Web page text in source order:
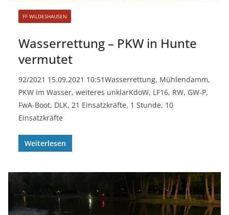
FF WILDESHAUSEN
Wasserrettung – PKW in Hunte
vermutet
92/2021 15.09.2021 10:51Wasserrettung, Mühlendamm,
PKW im Wasser, weiteres unklarKdoW, LF16, RW, GW-P,
FwA-Boot, DLK, 21 Einsatzkräfte, 1 Stunde, 10
Einsatzkräfte
Weiterlesen